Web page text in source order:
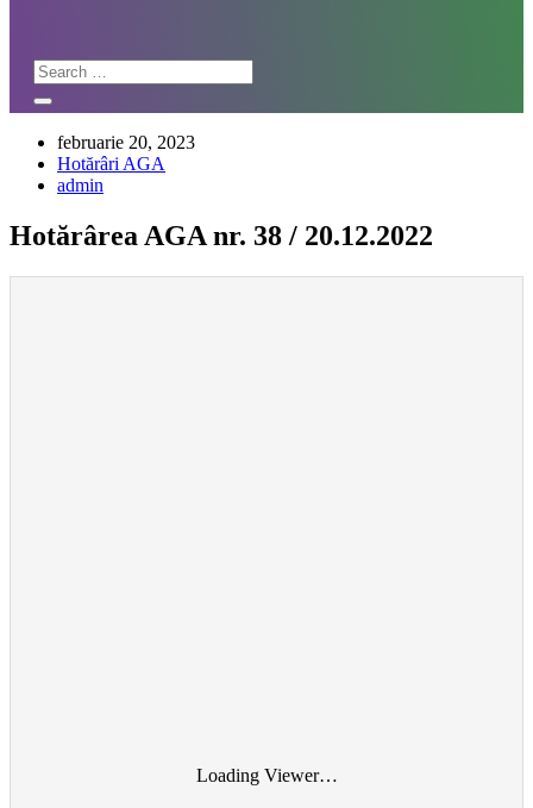
februarie 20, 2023
Hotărâri AGA
admin
Hotărârea AGA nr. 38 / 20.12.2022
Loading Viewer…